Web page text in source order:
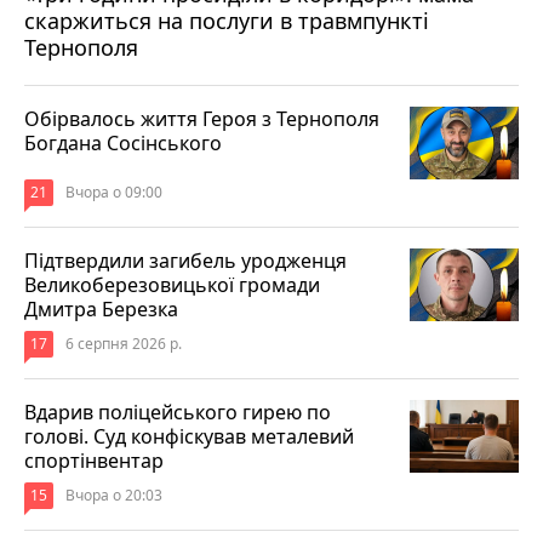
скаржиться на послуги в травмпункті
Тернополя
Обірвалось життя Героя з Тернополя
Богдана Сосінського
21 Вчора о 09:00
Підтвердили загибель уродженця
Великоберезовицької громади
Дмитра Березка
17 6 серпня 2026 р.
Вдарив поліцейського гирею по
голові. Суд конфіскував металевий
спортінвентар
15 Вчора о 20:03